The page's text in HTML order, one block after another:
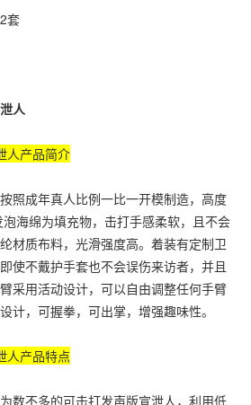
套
人
人产品简介
成年真人比例一比一开模制造，高度
海绵为填充物，击打手感柔软，且不会
材质布料，光滑强度高。着装有定制卫
使不戴护手套也不会误伤来访者，并且
采用活动设计，可以自由调整任何手臂
计，可握拳，可出掌，增强趣味性。
人产品特点
不多的可击打发声版宣泄人，利用低